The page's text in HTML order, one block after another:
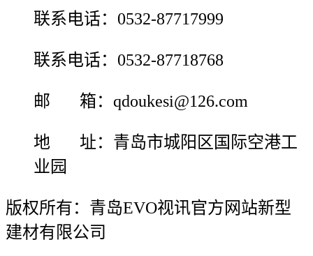
联系电话：0532-87717999
联系电话：0532-87718768
邮 箱：qdoukesi@126.com
地 址：青岛市城阳区国际空港工
业园
版权所有：青岛EVO视讯官方网站新型
建材有限公司